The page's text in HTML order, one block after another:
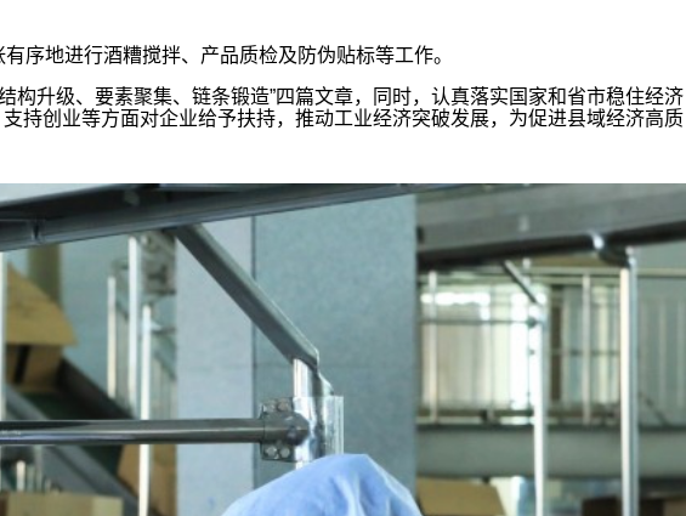
地进行酒糟搅拌、产品质检及防伪贴标等工作。
升级、要素聚集、链条锻造”四篇文章，同时，认真落实国家和省市稳住经济
持创业等方面对企业给予扶持，推动工业经济突破发展，为促进县域经济高质